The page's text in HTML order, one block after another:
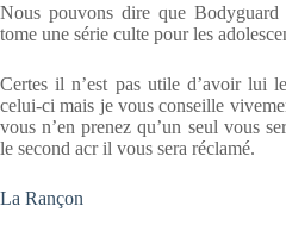
Nous pouvons dire que Bodyguard
tome une série culte pour les
Certes il n’est pas utile d’avoir lui
celui-ci mais je vous conseille
vous n’en prenez qu’un seul vous
le second acr il vous sera réclamé.
La Rançon